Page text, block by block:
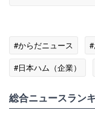
#からだニュース
#日本ハム（企業）
総合ニュースラン